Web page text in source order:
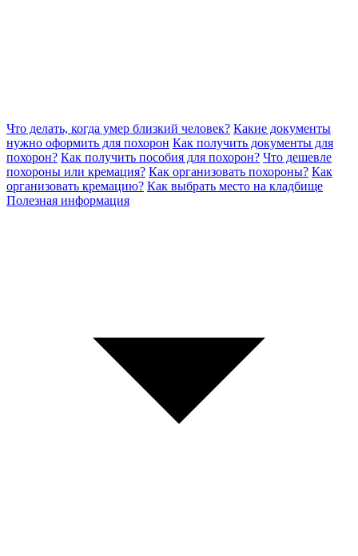
Что делать, когда умер близкий человек? Какие документы
нужно оформить для похорон Как получить документы для
похорон? Как получить пособия для похорон? Что дешевле
похороны или кремация? Как организовать похороны? Как
организовать кремацию? Как выбрать место на кладбище
Полезная информация